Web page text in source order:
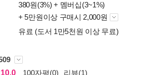
380원(3%) + 멤버십(3~1%)
+ 5만원이상 구매시 2,000원
유료 (도서 1만5천원 이상 무료)
10.0
100자평(0) 리뷰(1)